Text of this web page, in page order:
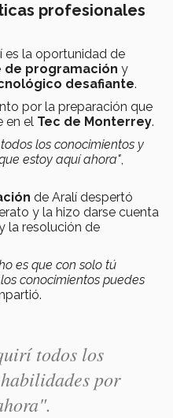
profesionales
es la oportunidad de
de programación y
desafiante.
por la preparación que
en el Tec de Monterrey.
los conocimientos y
estoy aquí ahora",
de Aralí despertó
y la hizo darse cuenta
la resolución de
es que con solo tú
conocimientos puedes
todos los
por